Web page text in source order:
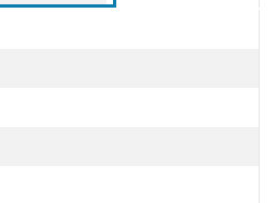
6
7
8
9
10